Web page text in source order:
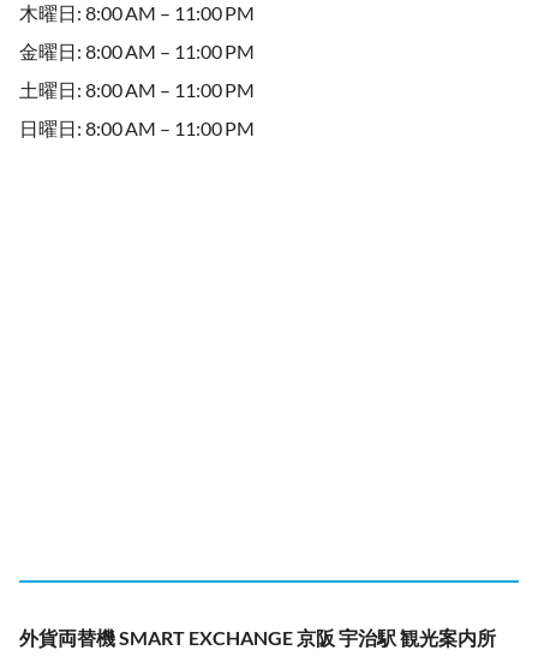
木曜日: 8:00 AM – 11:00 PM
金曜日: 8:00 AM – 11:00 PM
土曜日: 8:00 AM – 11:00 PM
日曜日: 8:00 AM – 11:00 PM
外貨両替機 SMART EXCHANGE 京阪 宇治駅 観光案内所